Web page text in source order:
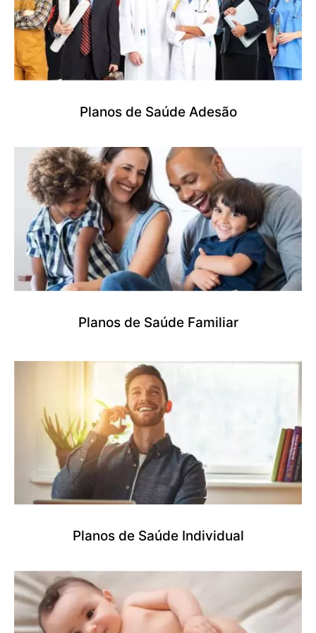
Planos de Saúde Adesão
Planos de Saúde Familiar
Planos de Saúde Individual